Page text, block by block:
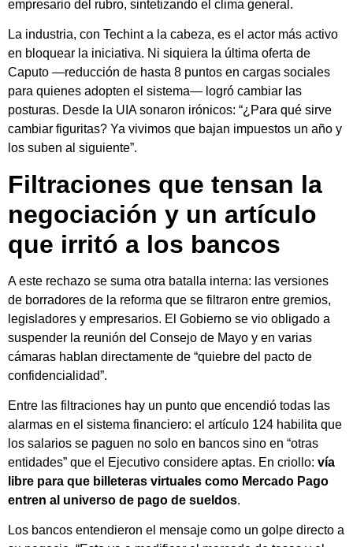
empresario del rubro, sintetizando el clima general.
La industria, con Techint a la cabeza, es el actor más activo
en bloquear la iniciativa. Ni siquiera la última oferta de
Caputo —reducción de hasta 8 puntos en cargas sociales
para quienes adopten el sistema— logró cambiar las
posturas. Desde la UIA sonaron irónicos: “¿Para qué sirve
cambiar figuritas? Ya vivimos que bajan impuestos un año y
los suben al siguiente”.
Filtraciones que tensan la
negociación y un artículo
que irritó a los bancos
A este rechazo se suma otra batalla interna: las versiones
de borradores de la reforma que se filtraron entre gremios,
legisladores y empresarios. El Gobierno se vio obligado a
suspender la reunión del Consejo de Mayo y en varias
cámaras hablan directamente de “quiebre del pacto de
confidencialidad”.
Entre las filtraciones hay un punto que encendió todas las
alarmas en el sistema financiero: el artículo 124 habilita que
los salarios se paguen no solo en bancos sino en “otras
entidades” que el Ejecutivo considere aptas. En criollo: vía
libre para que billeteras virtuales como Mercado Pago
entren al universo de pago de sueldos.
Los bancos entendieron el mensaje como un golpe directo a